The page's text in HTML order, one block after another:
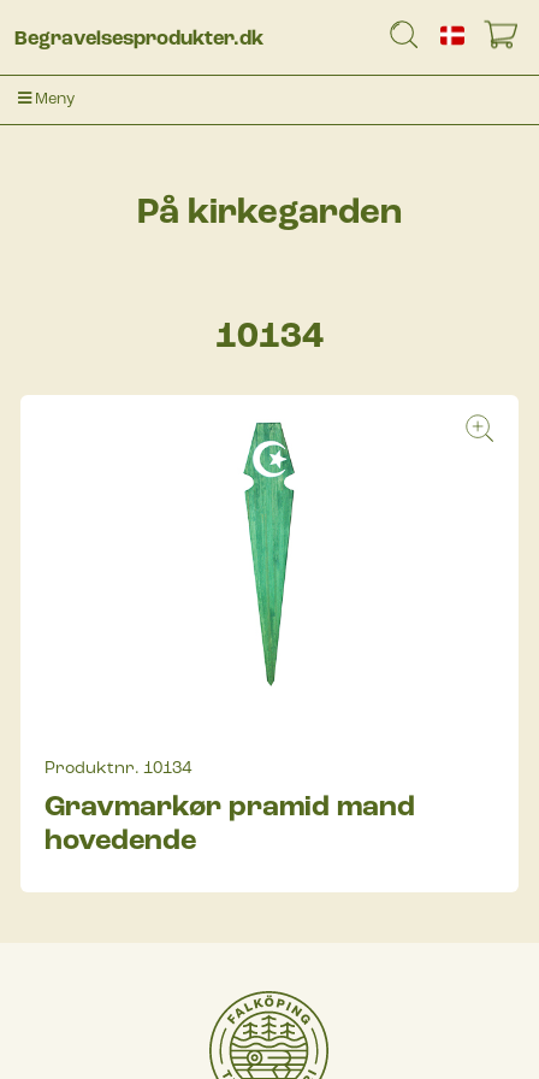
Begravelsesprodukter.dk
Meny
På kirkegarden
10134
Produktnr. 10134
Gravmarkør pramid mand
hovedende